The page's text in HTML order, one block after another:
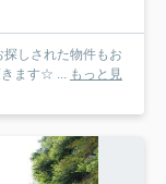
しされた物件もお
ます☆ ...
もっと見